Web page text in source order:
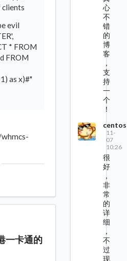
clients
evil
* FROM
FROM
as x)#"
一卡通的
心
不
错
的
博
客
，
支
持
一
个
！
centos
11-
07
10:26
很
好
，
非
常
的
详
细
，
不
过
现